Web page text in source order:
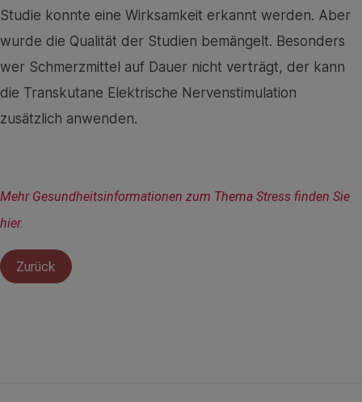
Zurück
Studie konnte eine Wirksamkeit erkannt werden. Aber
wurde die Qualität der Studien bemängelt. Besonders
wer Schmerzmittel auf Dauer nicht verträgt, der kann
die Transkutane Elektrische Nervenstimulation
zusätzlich anwenden.
Mehr Gesundheitsinformationen zum Thema Stress finden Sie
hier.